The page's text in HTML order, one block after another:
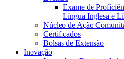
Exame de
Língua Inglesa e
Núcleo de Ação
Certificados
Bolsas de Extensão
Inovação